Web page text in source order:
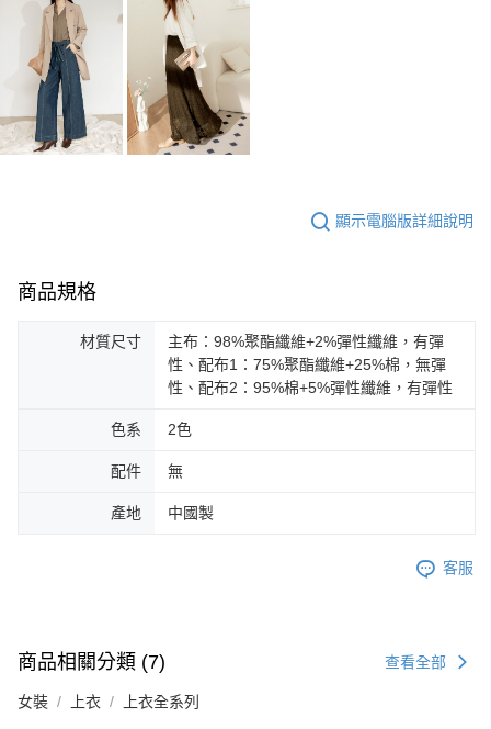
顯示電腦版詳細說明
商品規格
材質尺寸
主布：98%聚酯纖維+2%彈性纖維，有彈
性、配布1：75%聚酯纖維+25%棉，無彈
性、配布2：95%棉+5%彈性纖維，有彈性
色系 2色
配件 無
產地 中國製
客服
商品相關分類 (7) 查看全部
女裝 上衣 上衣全系列